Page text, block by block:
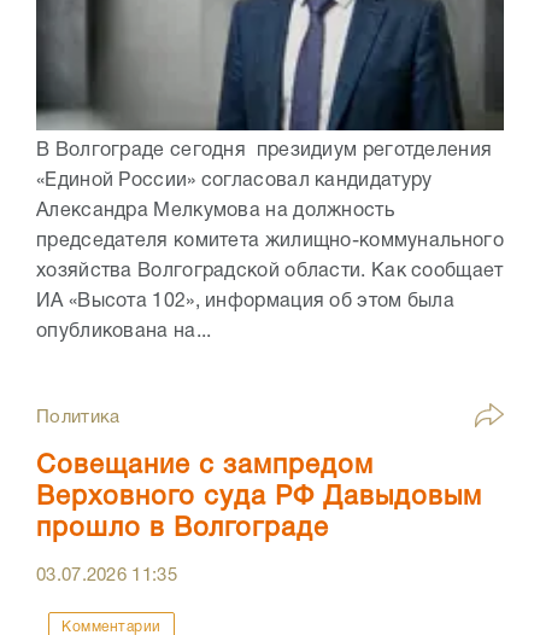
В Волгограде сегодня президиум реготделения
«Единой России» согласовал кандидатуру
Александра Мелкумова на должность
председателя комитета жилищно-коммунального
хозяйства Волгоградской области. Как сообщает
ИА «Высота 102», информация об этом была
опубликована на...
Политика
Совещание с зампредом
Верховного суда РФ Давыдовым
прошло в Волгограде
03.07.2026 11:35
Комментарии